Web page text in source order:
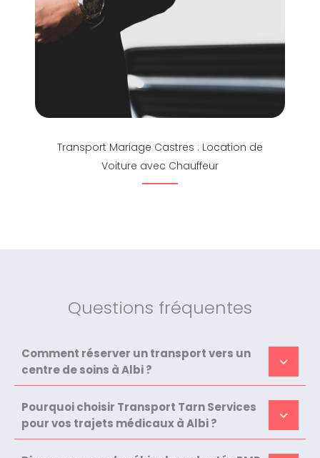
Transport Mariage Castres : Location de
Voiture avec Chauffeur
Questions fréquentes
Comment réserver un transport vers un
centre de soins à Albi ?
Pourquoi choisir Transport Tarn Services
pour vos trajets médicaux à Albi ?